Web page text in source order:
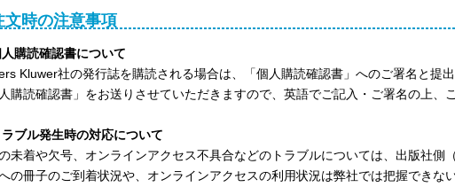
文時の注意事項
購読確認書について
Kluwer社の発行誌を購読される場合は、「個人購読確認書」へのご署名と提
購読確認書」をお送りさせていただきますので、英語でご記入・ご署名の上、
ブル発生時の対応について
未着や欠号、オンラインアクセス不具合などのトラブルについては、出版社側
の冊子のご到着状況や、オンラインアクセスの利用状況は弊社では把握できな